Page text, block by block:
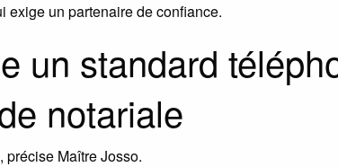
exige un partenaire de confiance.
un standard
notariale
précise Maître Josso.